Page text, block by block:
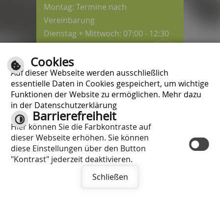
Montag: Termine nach
Vereinbarung
Dienstag + Mittwoch: 07:00 - 12:30
Donnerstag: 08:30 - 12:30 / 14:00 -
18:00 Uhr
Freitag: 07:00 - 12:00 Uhr
Kontrast
Inhalt|Impressum |Hilfe|
Datenschutzschutzerklärung|
Barrierefreiheit
Cookies
Auf dieser Webseite werden ausschließlich
essentielle Daten in Cookies gespeichert, um wichtige
Funktionen der Website zu ermöglichen. Mehr dazu
in der Datenschutzerklärung
Barrierefreiheit
Hier können Sie die Farbkontraste auf
dieser Webseite erhöhen. Sie können
diese Einstellungen über den Button
"Kontrast" jederzeit deaktivieren.
Schließen